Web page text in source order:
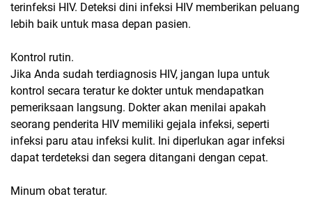
terinfeksi HIV. Deteksi dini infeksi HIV memberikan peluang
lebih baik untuk masa depan pasien.
Kontrol rutin.
Jika Anda sudah terdiagnosis HIV, jangan lupa untuk
kontrol secara teratur ke dokter untuk mendapatkan
pemeriksaan langsung. Dokter akan menilai apakah
seorang penderita HIV memiliki gejala infeksi, seperti
infeksi paru atau infeksi kulit. Ini diperlukan agar infeksi
dapat terdeteksi dan segera ditangani dengan cepat.
Minum obat teratur.